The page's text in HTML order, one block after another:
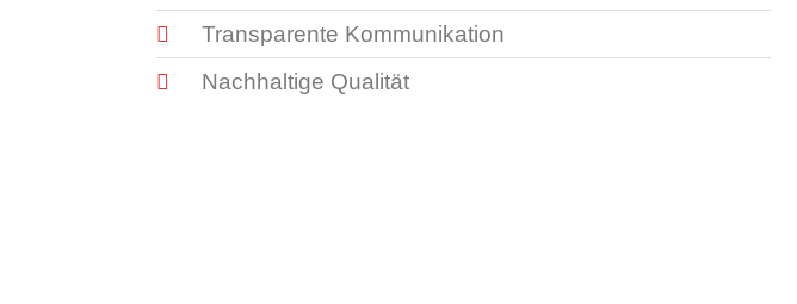
Transparente Kommunikation
Nachhaltige Qualität